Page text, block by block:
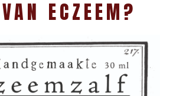
ECZEEM?